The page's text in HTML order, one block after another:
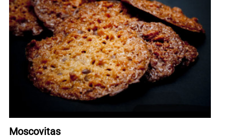
Moscovitas